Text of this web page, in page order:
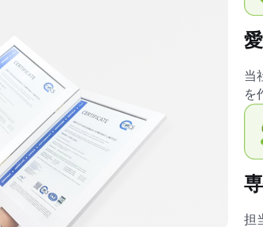
当
を
担